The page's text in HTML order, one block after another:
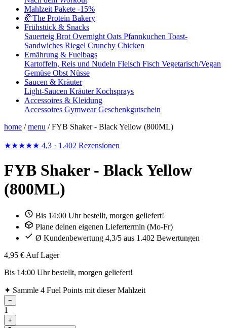
Mahlzeit Pakete -15%
🥐The Protein Bakery
Frühstück & Snacks
Sauerteig Brot Overnight Oats Pfannkuchen Toast-
Sandwiches Riegel Crunchy Chicken
Ernährung & Fuelbags
Kartoffeln, Reis und Nudeln Fleisch Fisch Vegetarisch/Vegan
Gemüse Obst Nüsse
Saucen & Kräuter
Light-Saucen KräuterKochsprays
Accessoires & Kleidung
Accessoires GymwearGeschenkgutschein
home / menu / FYB Shaker - Black Yellow (800ML)
★★★★★ 4,3 · 1.402 Rezensionen
FYB Shaker - Black Yellow
(800ML)
Bis 14:00 Uhr bestellt, morgen geliefert!
Plane deinen eigenen Liefertermin (Mo-Fr)
Ø Kundenbewertung 4,3/5 aus 1.402 Bewertungen
4,95 € Auf Lager
Bis 14:00 Uhr bestellt, morgen geliefert!
✦ Sammle 4 Fuel Points mit dieser Mahlzeit
−
1
+